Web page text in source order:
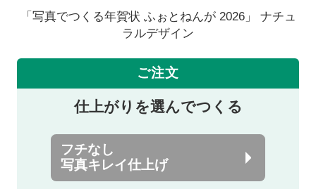
「写真でつくる年賀状 ふぉとねんが 2026」 ナチュ
ラルデザイン
ご注文
仕上がりを選んでつくる
フチなし
写真キレイ仕上げ